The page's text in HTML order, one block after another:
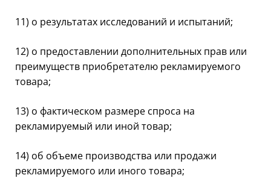
11) о результатах исследований и испытаний;
12) о предоставлении дополнительных прав или
преимуществ приобретателю рекламируемого
товара;
13) о фактическом размере спроса на
рекламируемый или иной товар;
14) об объеме производства или продажи
рекламируемого или иного товара;